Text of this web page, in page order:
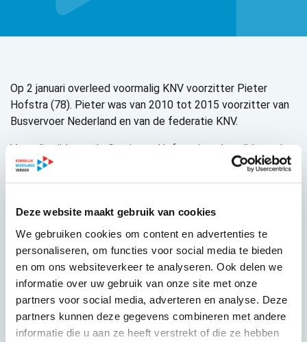
Deze website maakt gebruik van cookies
We gebruiken cookies om content en advertenties te
personaliseren, om functies voor social media te bieden
en om ons websiteverkeer te analyseren. Ook delen we
informatie over uw gebruik van onze site met onze
partners voor social media, adverteren en analyse. Deze
partners kunnen deze gegevens combineren met andere
informatie die u aan ze heeft verstrekt of die ze hebben
Op 2 januari overleed voormalig KNV voorzitter Pieter
Hofstra (78). Pieter was van 2010 tot 2015 voorzitter van
Busvervoer Nederland en van de federatie KNV.
Voor die tijd was de Groningse Hofstra jarenlang lid van de
Tweede en Eerste Kamer namens de VVD. Zijn politieke en
bestuurlijke loopbaan stond voor een groot deel in het
om zijn uitgesproken steun aan de automobilist, zette
Hofstra zich ook bevlogen in voor beter openbaar vervoer,
een belangrijker rol voor taxi- en touringcarvervoer en het
spoorgoederenvervoer.
KNV herdenkt een joviale levensgenieter en een
markant, gezaghebbend boegbeeld van de
personenvervoersector.